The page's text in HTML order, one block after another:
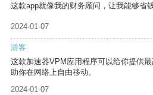
这款app就像我的财务顾问，让我能够省
2024-01-07
游客
这款加速器VPM应用程序可以给你提供
助你在网络上自由移动。
2024-01-07